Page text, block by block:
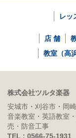
レッ
店 舗
教室（高
株式会社ツルタ楽器
安城市・刈谷市・岡
音楽教室・英語教室
売・防音工事
TEL : 0566-75-1931